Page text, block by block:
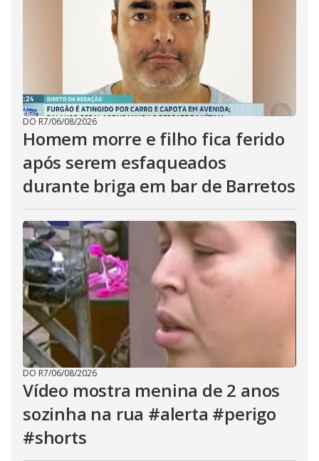
DO R7/06/08/2026
Homem morre e filho fica ferido
após serem esfaqueados
durante briga em bar de Barretos
DO R7/06/08/2026
Vídeo mostra menina de 2 anos
sozinha na rua #alerta #perigo
#shorts